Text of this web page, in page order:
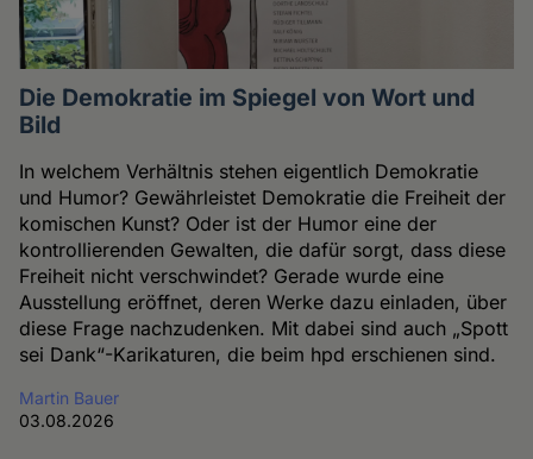
Die Demokratie im Spiegel von Wort und
Bild
In welchem Verhältnis stehen eigentlich Demokratie
und Humor? Gewährleistet Demokratie die Freiheit der
komischen Kunst? Oder ist der Humor eine der
kontrollierenden Gewalten, die dafür sorgt, dass diese
Freiheit nicht verschwindet? Gerade wurde eine
Ausstellung eröffnet, deren Werke dazu einladen, über
diese Frage nachzudenken. Mit dabei sind auch „Spott
sei Dank“-Karikaturen, die beim hpd erschienen sind.
Martin Bauer
03.08.2026